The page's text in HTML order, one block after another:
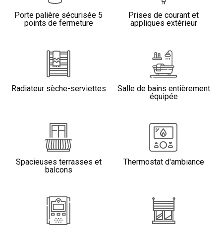
Porte palière sécurisée 5
points de fermeture
Prises de courant et
appliques extérieur
Radiateur sèche-serviettes
Salle de bains entièrement
équipée
Spacieuses terrasses et
balcons
Thermostat d'ambiance